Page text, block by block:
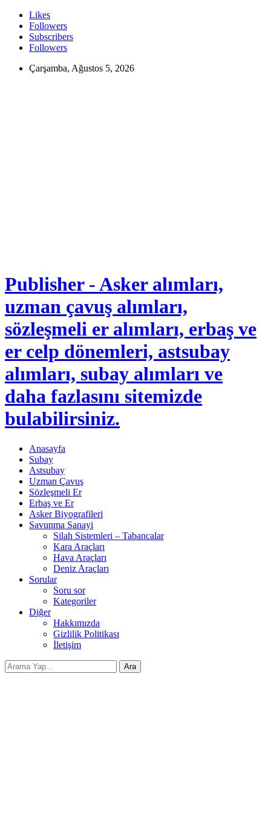
Likes
Followers
Subscribers
Followers
Çarşamba, Ağustos 5, 2026
Publisher - Asker alımları,
uzman çavuş alımları,
sözleşmeli er alımları, erbaş ve
er celp dönemleri, astsubay
alımları, subay alımları ve
daha fazlasını sitemizde
bulabilirsiniz.
Anasayfa
Subay
Astsubay
Uzman Çavuş
Sözleşmeli Er
Erbaş ve Er
Asker Biyografileri
Savunma Sanayi
Silah Sistemleri – Tabancalar
Kara Araçları
Hava Araçları
Deniz Araçları
Sorular
Soru sor
Kategoriler
Diğer
Hakkımızda
Gizlilik Politikası
İletişim